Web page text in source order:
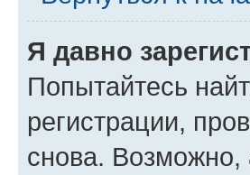
Я давно
Попытайтесь
регистрации,
снова. Возможно,